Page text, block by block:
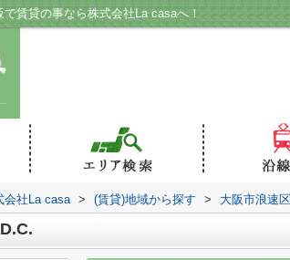
賃貸の事なら株式会社La casaへ！
会社La casa > (賃貸)地域から探す > 大阪市浪速区